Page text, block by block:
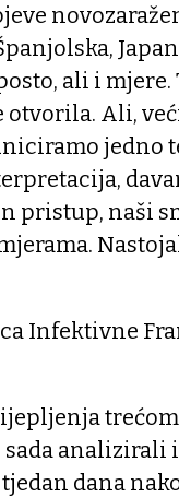
ali i mjere.
otvorila. Ali,
jedno
pristup, naši
Infektivne
dana